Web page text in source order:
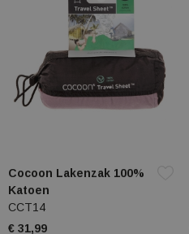
Cocoon Lakenzak 100%
Katoen
CCT14
€ 31,99